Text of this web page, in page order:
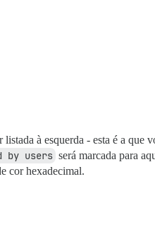
à esquerda - esta é a que
by users será marcada para
cor hexadecimal.